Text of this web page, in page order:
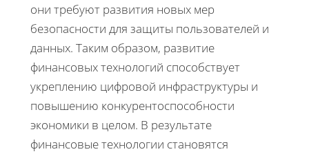
они требуют развития новых мер
безопасности для защиты пользователей и
данных. Таким образом, развитие
финансовых технологий способствует
укреплению цифровой инфраструктуры и
повышению конкурентоспособности
экономики в целом. В результате
финансовые технологии становятся